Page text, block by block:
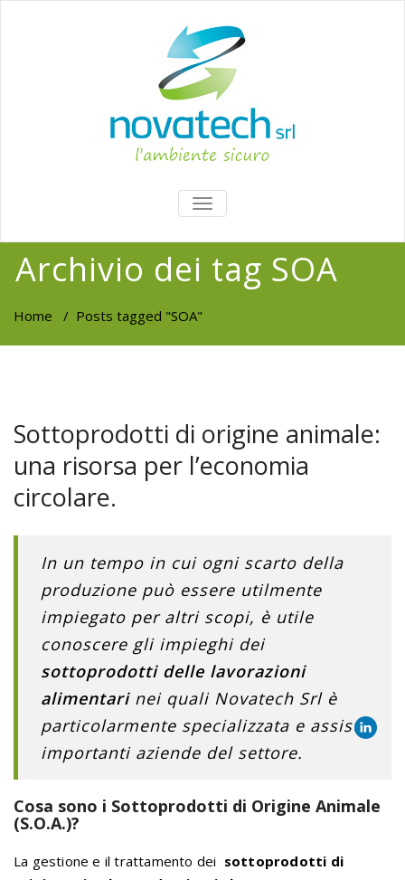
TOGGLE
NAVIGATION
Archivio dei tag SOA
Home / Posts tagged "SOA"
Sottoprodotti di origine animale:
una risorsa per l’economia
circolare.
In un tempo in cui ogni scarto della
produzione può essere utilmente
impiegato per altri scopi, è utile
conoscere gli impieghi dei
sottoprodotti delle lavorazioni
alimentarinei quali Novatech Srl è
particolarmente specializzata e assiste
importanti aziende del settore.
Cosa sono i Sottoprodotti di Origine Animale
(S.O.A.)?
La gestione e il trattamento dei sottoprodotti di